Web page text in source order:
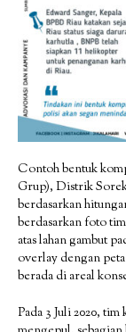
Contoh bentuk
Grup), Distrik
berdasarkan
berdasarkan foto
atas lahan gambut
overlay dengan
berada di areal
Pada 3 Juli 2020,